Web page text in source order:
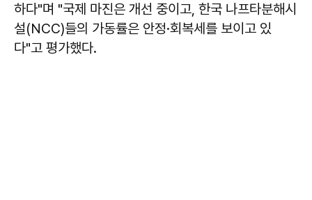
하다"며 "국제 마진은 개선 중이고, 한국 나프타분해시
설(NCC)들의 가동률은 안정·회복세를 보이고 있
다"고 평가했다.